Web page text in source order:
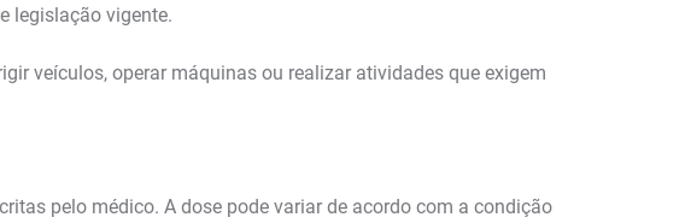
legislação vigente.
veículos, operar máquinas ou realizar atividades que exigem
pelo médico. A dose pode variar de acordo com a condição